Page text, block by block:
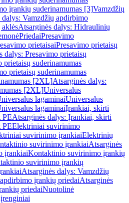
įrankių suderinamumas [3]Vamzdžių
dalys: Vamzdžių apdirbimo
Atsarginės dalys: Hidraulinių
PriedaiPresavimo
prietaisaiPresavimo prietaisų
dalys: Presavimo prietaisų
prietaisų suderinamumas
prietaisų suderinamumas
[2XL]Atsarginės dalys:
[2XL]Universalūs
lagaminaiUniversalūs
lagaminaiĮrankiai, skirti
PEAtsarginės dalys: Įrankiai, skirti
PEElektriniai suvirinimo
suvirinimo įrankiaiElektrinių
suvirinimo įrankiaiAtsarginės
įrankiaiKontaktinio suvirinimo įrankių
suvirinimo įrankių
Atsarginės dalys: Vamzdžių
įrankių priedaiAtsarginės
priedaiNuotolinė